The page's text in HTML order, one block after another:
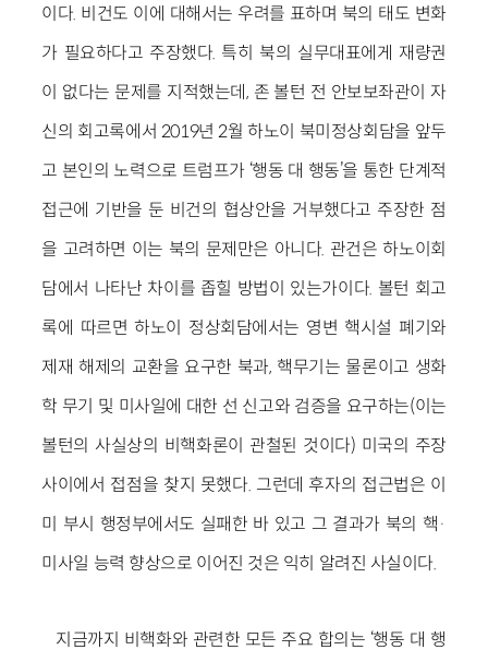
이다. 비건도 이에 대해서는 우려를 표하며 북의 태도 변화
가 필요하다고 주장했다. 특히 북의 실무대표에게 재량권
이 없다는 문제를 지적했는데, 존 볼턴 전 안보보좌관이 자
신의 회고록에서 2019년 2월 하노이 북미정상회담을 앞두
고 본인의 노력으로 트럼프가 ‘행동 대 행동’을 통한 단계적
접근에 기반을 둔 비건의 협상안을 거부했다고 주장한 점
을 고려하면 이는 북의 문제만은 아니다. 관건은 하노이회
담에서 나타난 차이를 좁힐 방법이 있는가이다. 볼턴 회고
록에 따르면 하노이 정상회담에서는 영변 핵시설 폐기와
제재 해제의 교환을 요구한 북과, 핵무기는 물론이고 생화
학 무기 및 미사일에 대한 선 신고와 검증을 요구하는(이는
볼턴의 사실상의 비핵화론이 관철된 것이다) 미국의 주장
사이에서 접점을 찾지 못했다. 그런데 후자의 접근법은 이
미 부시 행정부에서도 실패한 바 있고 그 결과가 북의 핵·
미사일 능력 향상으로 이어진 것은 익히 알려진 사실이다.
지금까지 비핵화와 관련한 모든 주요 합의는 ‘행동 대 행